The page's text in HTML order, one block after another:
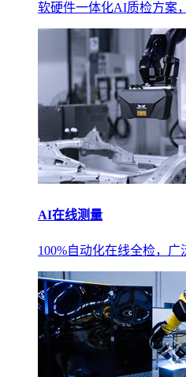
软硬件一体化AI质检方案
AI在线测量
100%自动化在线全检，广